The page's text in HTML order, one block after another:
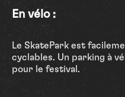
En vélo :
Le SkatePark est
cyclables. Un parking à
pour le festival.